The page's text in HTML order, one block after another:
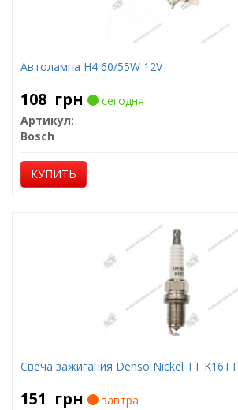
Автолампа H4 60/55W 12V
108 грн
сегодня
Артикул:
Bosch
КУПИТЬ
Свеча зажигания Denso Nickel TT K16TT
151 грн
завтра